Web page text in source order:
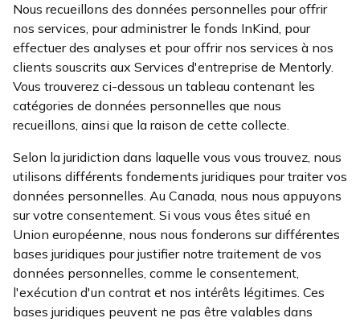
Nous recueillons des données personnelles pour offrir
nos services, pour administrer le fonds InKind, pour
effectuer des analyses et pour offrir nos services à nos
clients souscrits aux Services d'entreprise de Mentorly.
Vous trouverez ci-dessous un tableau contenant les
catégories de données personnelles que nous
recueillons, ainsi que la raison de cette collecte.
Selon la juridiction dans laquelle vous vous trouvez, nous
utilisons différents fondements juridiques pour traiter vos
données personnelles. Au Canada, nous nous appuyons
sur votre consentement. Si vous vous êtes situé en
Union européenne, nous nous fonderons sur différentes
bases juridiques pour justifier notre traitement de vos
données personnelles, comme le consentement,
l'exécution d'un contrat et nos intérêts légitimes. Ces
bases juridiques peuvent ne pas être valables dans